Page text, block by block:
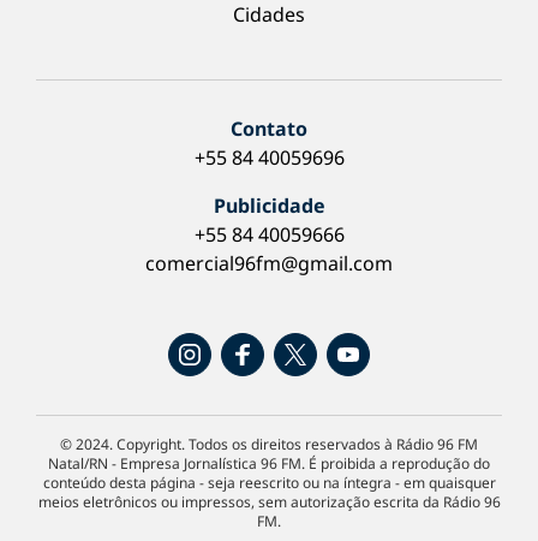
Cidades
Contato
+55 84 40059696
Publicidade
+55 84 40059666
comercial96fm@gmail.com
© 2024. Copyright. Todos os direitos reservados à Rádio 96 FM
Natal/RN - Empresa Jornalística 96 FM. É proibida a reprodução do
conteúdo desta página - seja reescrito ou na íntegra - em quaisquer
meios eletrônicos ou impressos, sem autorização escrita da Rádio 96
FM.